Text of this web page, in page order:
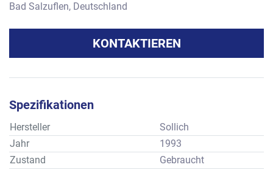
Bad Salzuflen, Deutschland
KONTAKTIEREN
Spezifikationen
Hersteller
Sollich
Jahr
1993
Zustand
Gebraucht